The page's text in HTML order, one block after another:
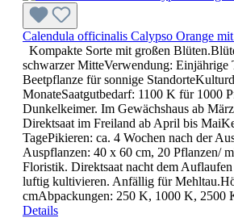
Calendula officinalis Calypso Orange
Kompakte Sorte mit großen
schwarzer MitteVerwendung: Einjährige
Beetpflanze für sonnige
MonateSaatgutbedarf: 1100 K für 1000
Dunkelkeimer. Im Gewächshaus ab
Direktsaat im Freiland ab April bis
TagePikieren: ca. 4 Wochen nach der
Auspflanzen: 40 x 60 cm, 20 Pflanzen/
Floristik. Direktsaat nacht dem
luftig kultivieren. Anfällig für
cmAbpackungen: 250 K, 1000 K, 2500
Details